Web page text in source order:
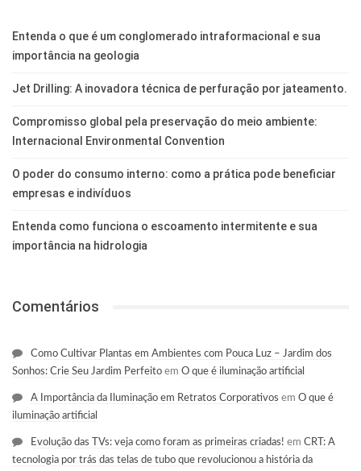
Entenda o que é um conglomerado intraformacional e sua
importância na geologia
Jet Drilling: A inovadora técnica de perfuração por jateamento.
Compromisso global pela preservação do meio ambiente:
Internacional Environmental Convention
O poder do consumo interno: como a prática pode beneficiar
empresas e indivíduos
Entenda como funciona o escoamento intermitente e sua
importância na hidrologia
Comentários
Como Cultivar Plantas em Ambientes com Pouca Luz – Jardim dos
Sonhos: Crie Seu Jardim Perfeito em O que é iluminação artificial
A Importância da Iluminação em Retratos Corporativos em O que é
iluminação artificial
Evolução das TVs: veja como foram as primeiras criadas! em CRT: A
tecnologia por trás das telas de tubo que revolucionou a história da